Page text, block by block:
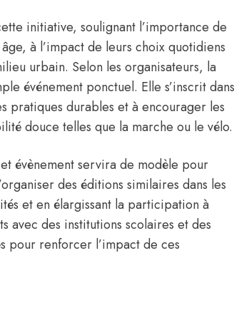
initiative, soulignant l’importance de
à l’impact de leurs choix quotidiens
urbain. Selon les organisateurs, la
événement ponctuel. Elle s’inscrit dans
pratiques durables et à encourager les
douce telles que la marche ou le vélo.
évènement servira de modèle pour
des éditions similaires dans les
et en élargissant la participation à
avec des institutions scolaires et des
pour renforcer l’impact de ces